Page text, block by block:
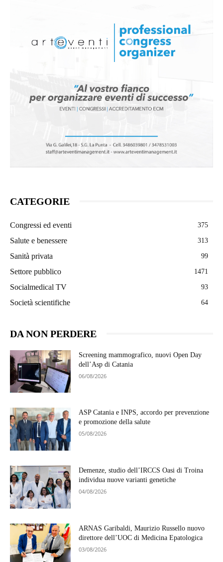
CATEGORIE
Congressi ed eventi 375
Salute e benessere 313
Sanità privata 99
Settore pubblico 1471
Socialmedical TV 93
Società scientifiche 64
DA NON PERDERE
Screening mammografico, nuovi Open Day
dell’Asp di Catania
06/08/2026
ASP Catania e INPS, accordo per prevenzione
e promozione della salute
05/08/2026
Demenze, studio dell’IRCCS Oasi di Troina
individua nuove varianti genetiche
04/08/2026
ARNAS Garibaldi, Maurizio Russello nuovo
direttore dell’UOC di Medicina Epatologica
03/08/2026